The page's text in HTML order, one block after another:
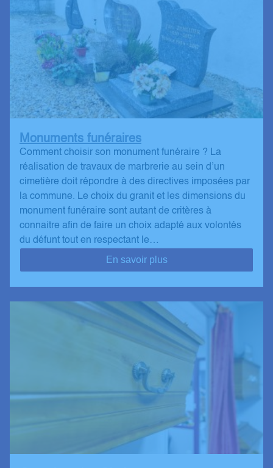
Monuments funéraires
Comment choisir son monument funéraire ? La
réalisation de travaux de marbrerie au sein d’un
cimetière doit répondre à des directives imposées par
la commune. Le choix du granit et les dimensions du
monument funéraire sont autant de critères à
connaitre afin de faire un choix adapté aux volontés
du défunt tout en respectant le…
En savoir plus